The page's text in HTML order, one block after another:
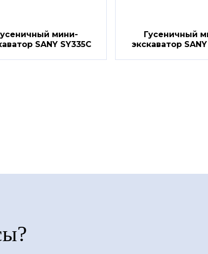
мини-
SANY SY335C
Гусеничный
экскаватор SANY